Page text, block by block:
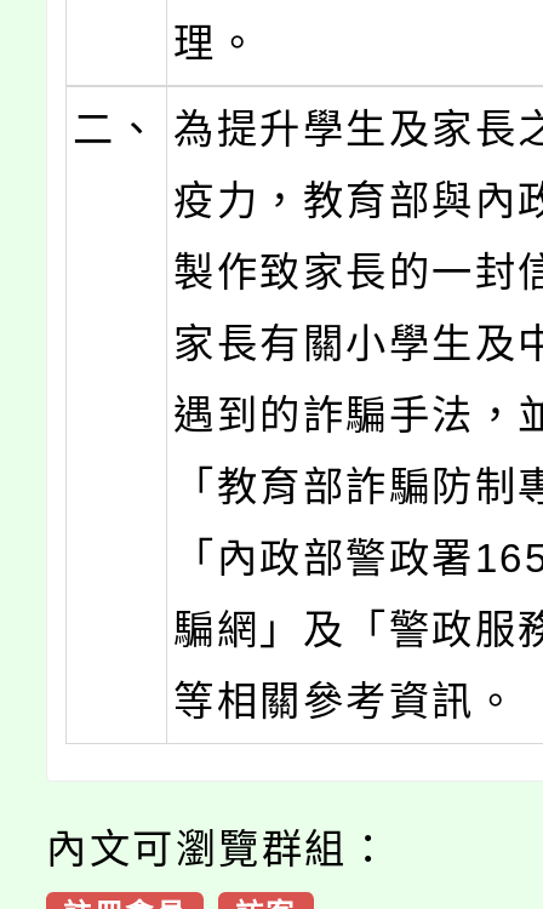
理。
二、
為提升學生及家長
疫力，教育部與內
製作致家長的一封
家長有關小學生及
遇到的詐騙手法，
「教育部詐騙防制
「內政部警政署
騙網」及「警政服
等相關參考資訊。
內文可瀏覽群組：